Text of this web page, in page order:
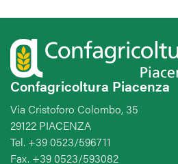
Confagricoltura Piacenza
Via Cristoforo Colombo, 35
29122 PIACENZA
Tel. +39 0523/596711
Fax. +39 0523/593082